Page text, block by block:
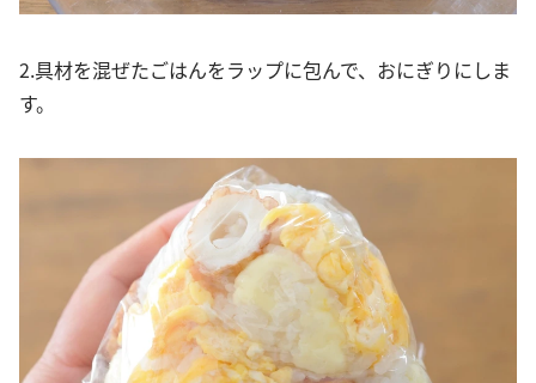
2.具材を混ぜたごはんをラップに包んで、おにぎりにしま
す。